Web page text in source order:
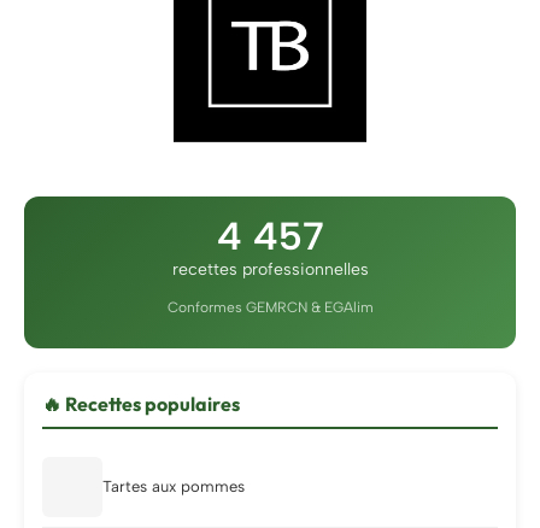
4 457
recettes professionnelles
Conformes GEMRCN & EGAlim
🔥 Recettes populaires
Tartes aux pommes